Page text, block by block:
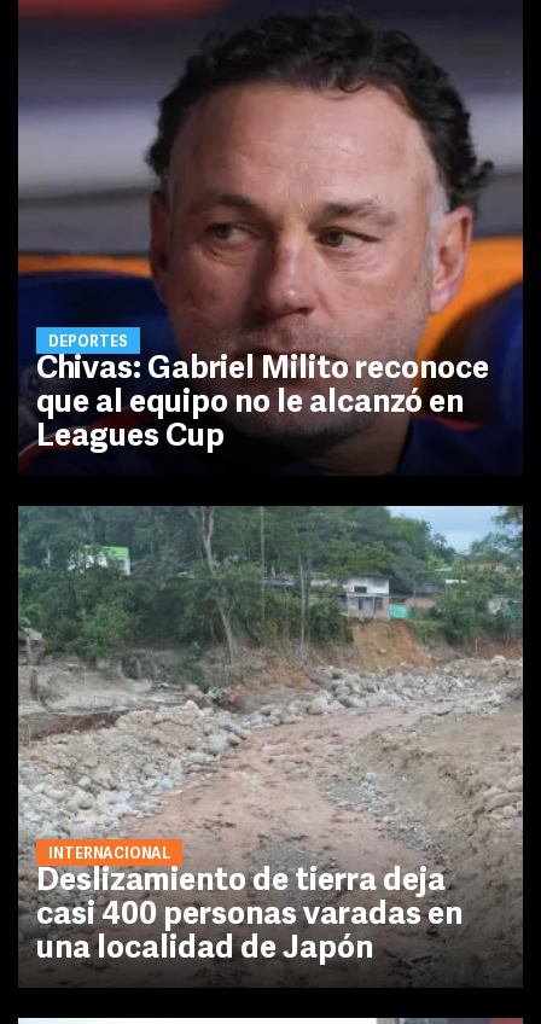
DEPORTES
Chivas: Gabriel Milito reconoce
que al equipo no le alcanzó en
Leagues Cup
INTERNACIONAL
Deslizamiento de tierra deja
casi 400 personas varadas en
una localidad de Japón